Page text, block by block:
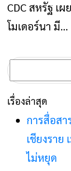
CDC สหรัฐ เ
โมเดอร์นา มี
ป่วยรุนแรง ไม่
โรงพยาบาล
ค้นหา
สำหรับ:
เรื่องล่าสุด
การสื่อส
เชียงรา
ไม่หยุด